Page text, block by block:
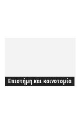
Επιστήμη και καινοτομία